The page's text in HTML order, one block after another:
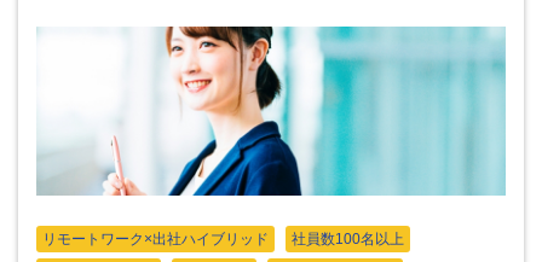
リモートワーク×出社ハイブリッド
社員数100名以上